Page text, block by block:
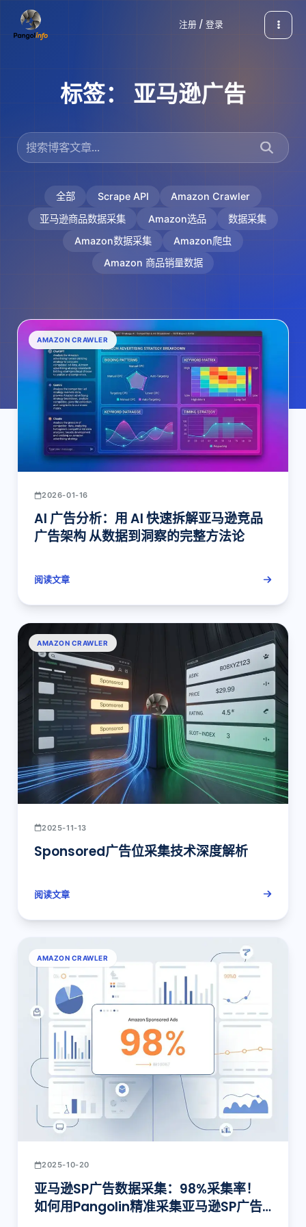
注册 / 登录
标签： 亚马逊广告
全部 Scrape API
Amazon Crawler
亚马逊商品数据采集
Amazon选品
数据采集
Amazon数据采集
Amazon爬虫
Amazon 商品销量数据
AMAZON CRAWLER
2026-01-16
AI 广告分析：用 AI 快速拆解亚马逊竞品
广告架构 从数据到洞察的完整方法论
阅读文章
AMAZON CRAWLER
2025-11-13
Sponsored广告位采集技术深度解析
阅读文章
AMAZON CRAWLER
2025-10-20
亚马逊SP广告数据采集：98%采集率！
如何用Pangolin精准采集亚马逊SP广告